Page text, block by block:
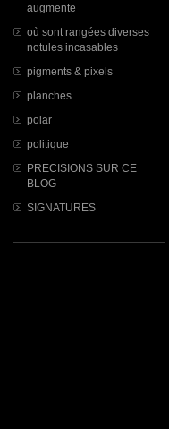
augmente
où sont rangées diverses
notules incasables
pigments & pixels
planches
polar
politique
PRECISIONS SUR CE
BLOG
SIGNATURES